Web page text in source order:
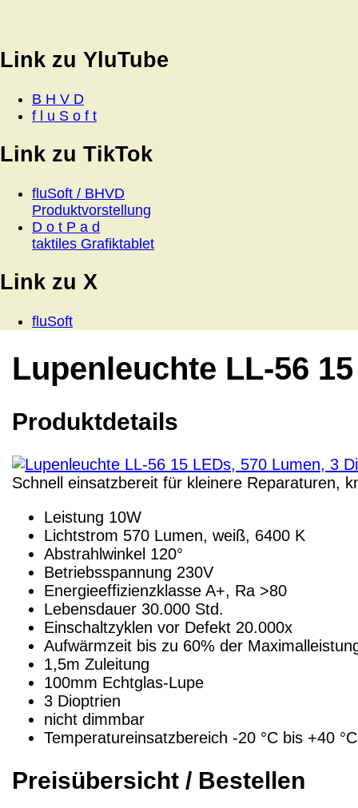
Link zu YluTube
B H V D
f l u S o f t
Link zu TikTok
fluSoft / BHVD
Produktvorstellung
D o t P a d
taktiles Grafiktablet
Link zu X
fluSoft
Lupenleuchte LL-56
Produktdetails
Schnell einsatzbereit für kleinere Reparaturen,
Leistung 10W
Lichtstrom 570 Lumen, weiß, 6400 K
Abstrahlwinkel 120°
Betriebsspannung 230V
Energieeffizienzklasse A+, Ra >80
Lebensdauer 30.000 Std.
Einschaltzyklen vor Defekt 20.000x
Aufwärmzeit bis zu 60% der
1,5m Zuleitung
100mm Echtglas-Lupe
3 Dioptrien
nicht dimmbar
Temperatureinsatzbereich -20 °C bis +40 °C
Preisübersicht / Bestellen